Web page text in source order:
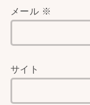
メール ※
サイト